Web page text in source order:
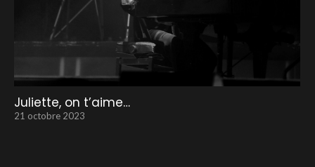
Juliette, on t’aime…
21 octobre 2023